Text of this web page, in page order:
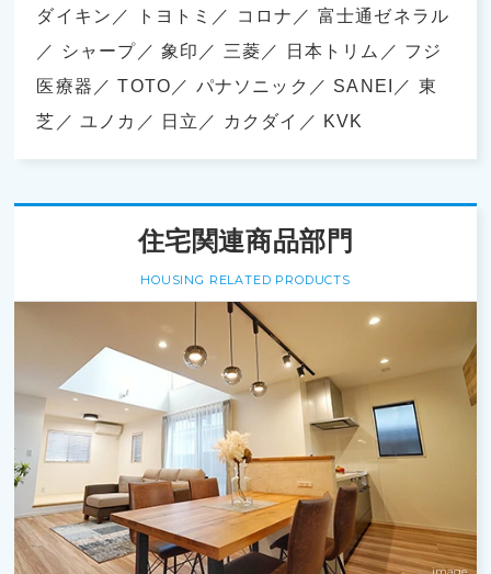
ダイキン トヨトミ コロナ
富士通ゼネラル
シャープ
象印 三菱 日本トリム
フジ
医療器
TOTO パナソニック SANEI
東
芝
ユノカ 日立 カクダイ KVK
住宅関連商品部門
HOUSING RELATED PRODUCTS